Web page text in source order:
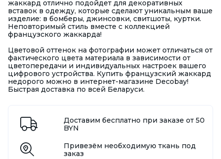
жаккард отлично подойдет для декоративных
вставок в одежду, которые сделают уникальным ваше
изделие: в бомберы, джинсовки, свитшоты, куртки.
Неповторимый стиль вместе с коллекцией
французского жаккарда!
Цветовой оттенок на фотографии может отличаться от
фактического цвета материала в зависимости от
цветопередачи и индивидуальных настроек вашего
цифрового устройства. Купить французский жаккард
недорого можно в интернет-магазине Decobay!
Быстрая доставка по всей Беларуси.
Доставим бесплатно при заказе от 50
BYN
Привезём необходимую ткань под
заказ